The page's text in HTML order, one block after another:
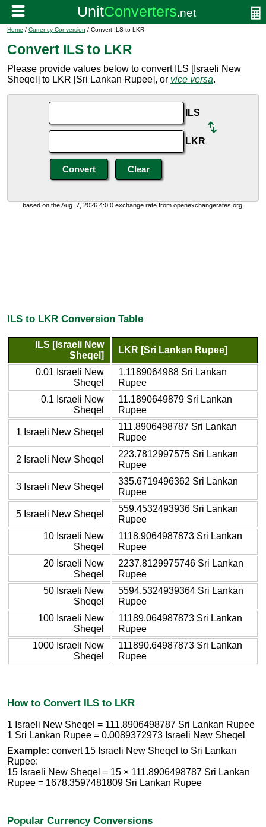
Home / Currency Conversion / Convert ILS to LKR
Convert ILS to LKR
Please provide values below to convert ILS [Israeli New
Sheqel] to LKR [Sri Lankan Rupee], or vice versa.
ILS
LKR
based on the Aug. 7, 2026 4:0:0 exchange rate from openexchangerates.org.
ILS to LKR Conversion Table
ILS [Israeli New
Sheqel]
LKR [Sri Lankan Rupee]
0.01 Israeli New
Sheqel
1.1189064988 Sri Lankan
Rupee
0.1 Israeli New
Sheqel
11.1890649879 Sri Lankan
Rupee
1 Israeli New Sheqel
111.8906498787 Sri Lankan
Rupee
2 Israeli New Sheqel
223.7812997575 Sri Lankan
Rupee
3 Israeli New Sheqel
335.6719496362 Sri Lankan
Rupee
5 Israeli New Sheqel
559.4532493936 Sri Lankan
Rupee
10 Israeli New
Sheqel
1118.9064987873 Sri Lankan
Rupee
20 Israeli New
Sheqel
2237.8129975746 Sri Lankan
Rupee
50 Israeli New
Sheqel
5594.5324939364 Sri Lankan
Rupee
100 Israeli New
Sheqel
11189.064987873 Sri Lankan
Rupee
1000 Israeli New
Sheqel
111890.64987873 Sri Lankan
Rupee
How to Convert ILS to LKR
1 Israeli New Sheqel = 111.8906498787 Sri Lankan Rupee
1 Sri Lankan Rupee = 0.0089372973 Israeli New Sheqel
Example: convert 15 Israeli New Sheqel to Sri Lankan
Rupee:
15 Israeli New Sheqel = 15 × 111.8906498787 Sri Lankan
Rupee = 1678.3597481809 Sri Lankan Rupee
Popular Currency Conversions